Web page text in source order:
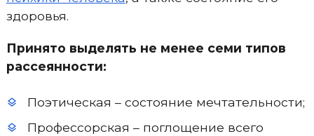
здоровья.
Принято выделять не менее семи типов
рассеянности:
Поэтическая – состояние мечтательности;
Профессорская – поглощение всего